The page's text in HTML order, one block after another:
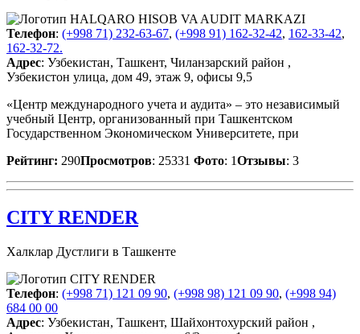
Телефон: (+998 71) 232-63-67, (+998 91) 162-32-42, 162-33-42,
162-32-72.
Адрес: Узбекистан, Ташкент, Чиланзарский район ,
Узбекистон улица, дом 49, этаж 9, офисы 9,5
«Центр международного учета и аудита» – это независимый
учебный Центр, организованный при Ташкентском
Государственном Экономическом Университете, при
Рейтинг: 290Просмотров: 25331 Фото: 1Отзывы: 3
CITY RENDER
Халклар Дустлиги в Ташкенте
Телефон: (+998 71) 121 09 90, (+998 98) 121 09 90, (+998 94)
684 00 00
Адрес: Узбекистан, Ташкент, Шайхонтохурский район ,